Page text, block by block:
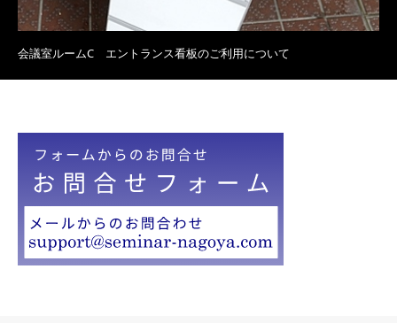
会議室ルームC エントランス看板のご利用について